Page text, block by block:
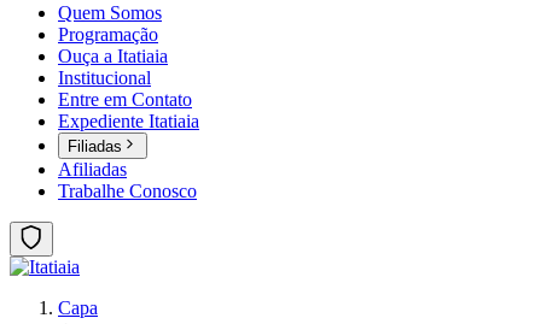
Quem Somos
Programação
Ouça a Itatiaia
Institucional
Entre em Contato
Expediente Itatiaia
Filiadas
Afiliadas
Trabalhe Conosco
Capa